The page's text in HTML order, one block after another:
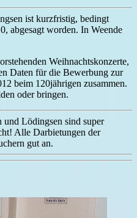
ist kurzfristig, bedingt
abgesagt worden. In Weende
Weihnachtskonzerte,
Daten für die Bewerbung zur
beim 120jährigen zusammen.
oder bringen.
Lödingsen sind super
Alle Darbietungen der
gut an.